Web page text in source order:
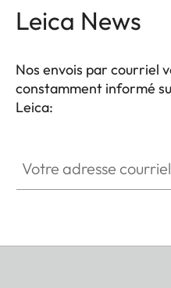
batterie et à la carte
nécessaire de retirer la
Leica News
Nos envois par courriel
constamment informé
Leica: